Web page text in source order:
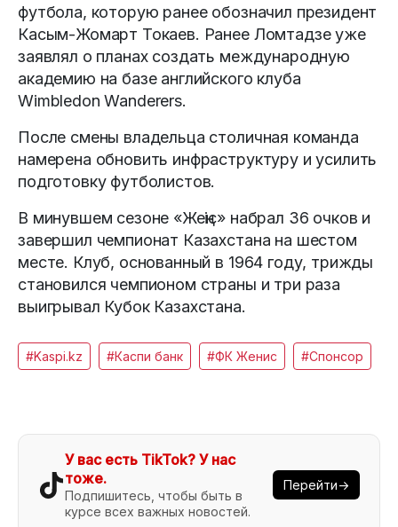
футбола, которую ранее обозначил президент
Касым-Жомарт Токаев. Ранее Ломтадзе уже
заявлял о планах создать международную
академию на базе английского клуба
Wimbledon Wanderers.
После смены владельца столичная команда
намерена обновить инфраструктуру и усилить
подготовку футболистов.
В минувшем сезоне «Жеңіс» набрал 36 очков и
завершил чемпионат Казахстана на шестом
месте. Клуб, основанный в 1964 году, трижды
становился чемпионом страны и три раза
выигрывал Кубок Казахстана.
#Kaspi.kz #Каспи банк #ФК Женис #Спонсор
У вас есть TikTok? У нас
тоже.
Подпишитесь, чтобы быть в
курсе всех важных новостей.
Перейти→